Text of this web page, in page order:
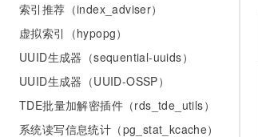
索引推荐（index_adviser）
虚拟索引（hypopg）
UUID生成器（sequential-uuids）
UUID生成器（UUID-OSSP）
TDE批量加解密插件（rds_tde_utils）
系统读写信息统计（pg_stat_kcache）